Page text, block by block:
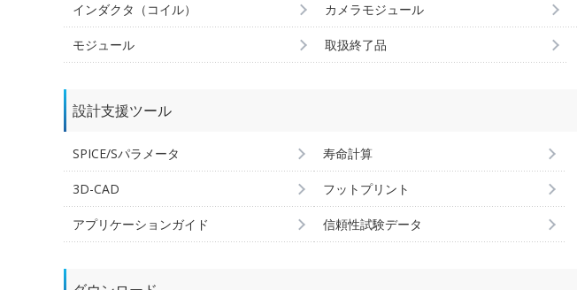
インダクタ（コイル） カメラモジュール
モジュール 取扱終了品
設計支援ツール
SPICE/Sパラメータ 寿命計算
3D-CAD フットプリント
アプリケーションガイド 信頼性試験データ